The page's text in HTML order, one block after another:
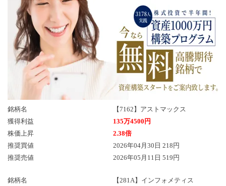
銘柄名
【7162】アストマックス
獲得利益
135万4500円
株価上昇
2.38倍
推奨買値
2026年04月30日 218円
推奨売値
2026年05月11日 519円
銘柄名
【281A】インフォメティス